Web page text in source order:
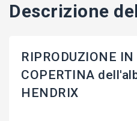
Descrizione
RIPRODUZIONE
COPERTINA
HENDRIX